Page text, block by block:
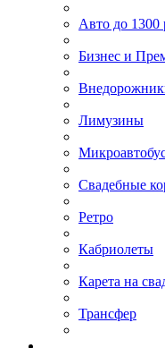
Авто до 1300
Бизнес и
Лимузины
Свадебные
Ретро
Кабриолеты
Карета на
Трансфер